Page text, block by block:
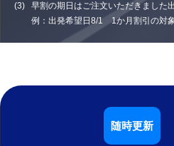
早割の期日はご注文いただきました
例：出発希望日8/1 1か月割引の対